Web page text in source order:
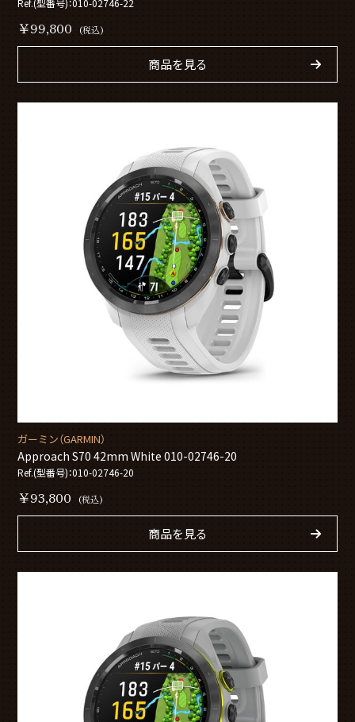
￥99,800 (税込)
商品を見る
ガーミン（GARMIN）
Approach S70 42mm White 010-02746-20
Ref.(型番号)：010-02746-20
￥93,800 (税込)
商品を見る